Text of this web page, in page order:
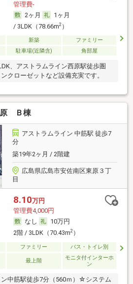
管理費-
2ヶ月
1ヶ月
/ 3LDK（78.66m2）
新築
ファミリー
駐車場(近隣含) 角部屋
、アストラムライン西原駅徒歩圏
クローゼットなど設備充実です。
原 Ｂ棟
アストラムライン 中筋駅 徒歩7
分
築19年2ヶ月 / 2階建
広島県広島市安佐南区東原３丁
目
8.10万円
管理費4,000円
なし
10万円
2階 / 3LDK（70.43m2）
ファミリー バス・トイレ別
最上階
モニタ付インターホ
ン
中筋駅徒歩7分（560ｍ）☆システム